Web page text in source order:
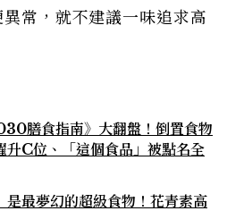
常，就不建議一味追求高
膳食指南》大翻盤！倒置食物
升C位、「這個食品」被點名全
是最夢幻的超級食物！花青素高